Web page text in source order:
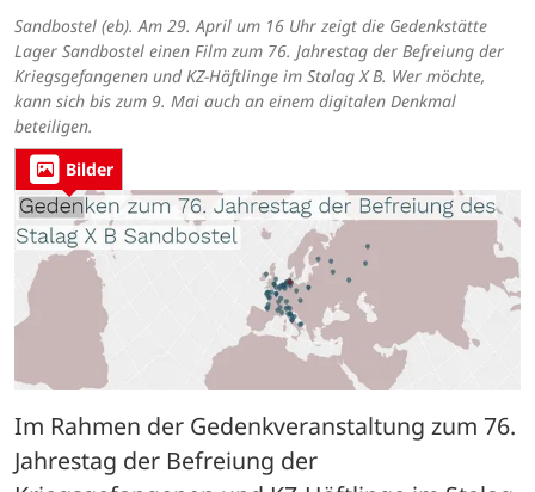
Sandbostel (eb). Am 29. April um 16 Uhr zeigt die Gedenkstätte
Lager Sandbostel einen Film zum 76. Jahrestag der Befreiung der
Kriegsgefangenen und KZ-Häftlinge im Stalag X B. Wer möchte,
kann sich bis zum 9. Mai auch an einem digitalen Denkmal
beteiligen.
Bilder
Im Rahmen der Gedenkveranstaltung zum 76.
Jahrestag der Befreiung der